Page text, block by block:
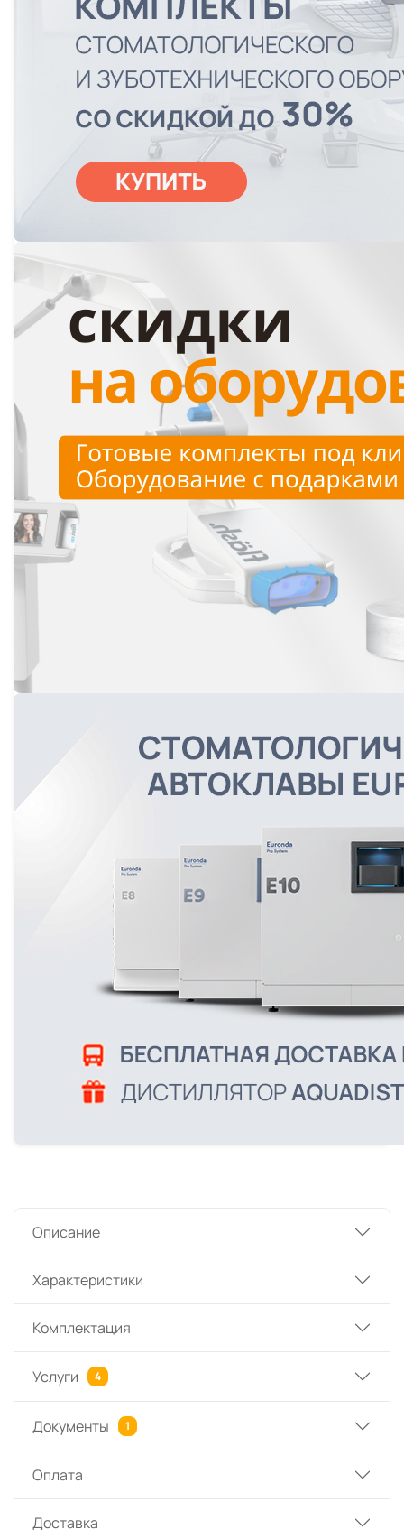
Описание
Характеристики
Комплектация
Услуги 4
Документы 1
Оплата
Доставка